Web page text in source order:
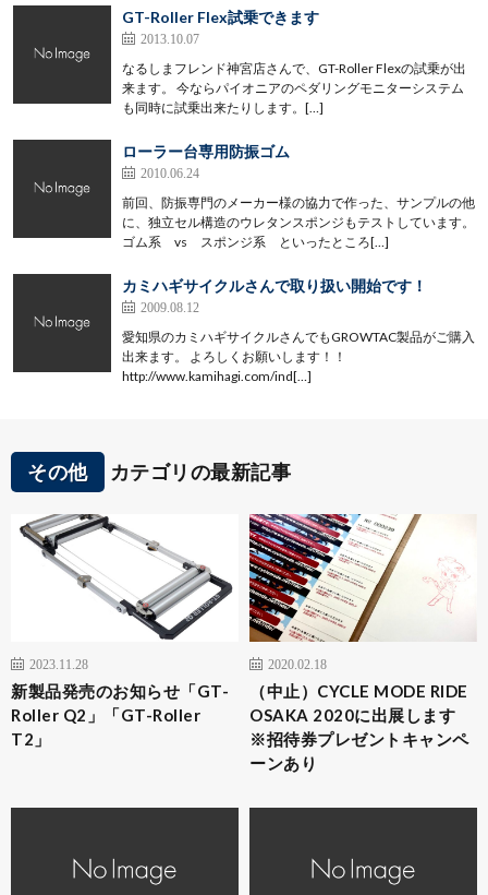
GT-Roller Flex試乗できます
2013.10.07
なるしまフレンド神宮店さんで、GT-Roller Flexの試乗が出
来ます。 今ならパイオニアのペダリングモニターシステム
も同時に試乗出来たりします。[…]
ローラー台専用防振ゴム
2010.06.24
前回、防振専門のメーカー様の協力で作った、サンプルの他
に、独立セル構造のウレタンスポンジもテストしています。
ゴム系 vs スポンジ系 といったところ[…]
カミハギサイクルさんで取り扱い開始です！
2009.08.12
愛知県のカミハギサイクルさんでもGROWTAC製品がご購入
出来ます。 よろしくお願いします！！
http://www.kamihagi.com/ind[…]
その他 カテゴリの最新記事
2023.11.28
新製品発売のお知らせ「GT-
Roller Q2」「GT-Roller
T2」
2020.02.18
（中止）CYCLE MODE RIDE
OSAKA 2020に出展します
※招待券プレゼントキャンペ
ーンあり